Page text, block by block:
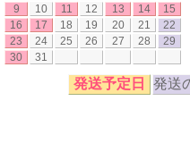
9
10 11 12 13 14
15
16
17 18 19 20 21
22
23
24 25 26 27 28
29
30
31
発送予定日 発送